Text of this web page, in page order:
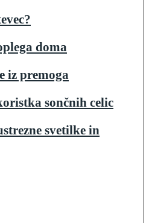
doma
iz premoga
sončnih celic
svetilke in